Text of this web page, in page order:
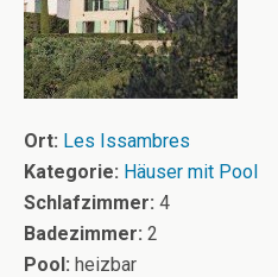
Ort: Les Issambres
Kategorie: Häuser mit Pool
Schlafzimmer: 4
Badezimmer: 2
Pool: heizbar